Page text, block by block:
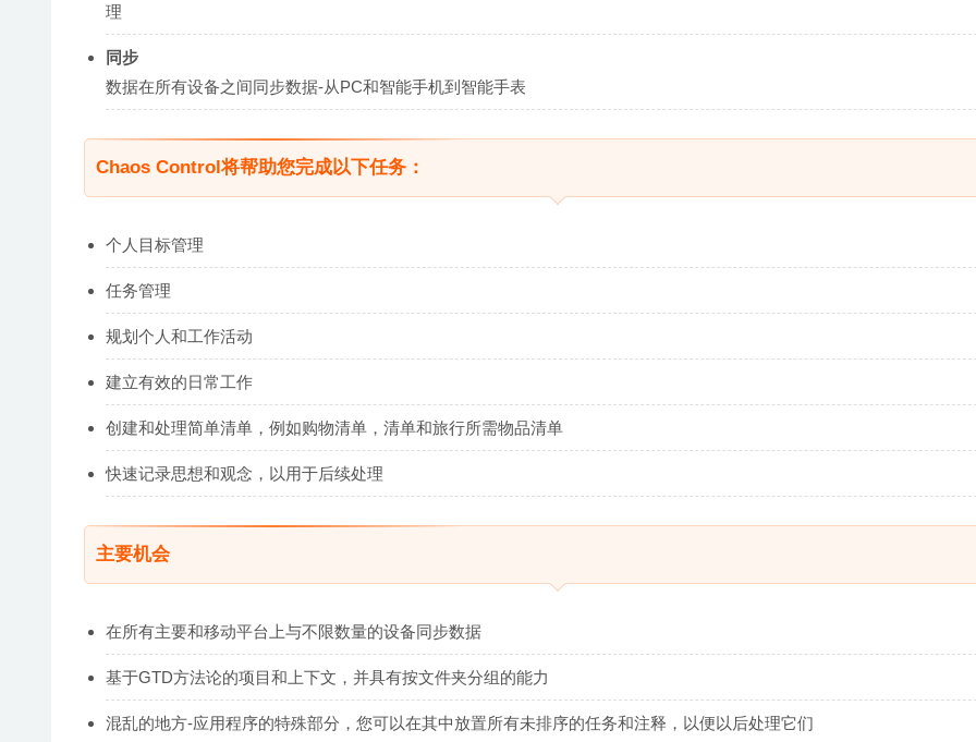
理
同步
数据在所有设备之间同步数据-从PC和智能手机到智能手表
Chaos Control将帮助您完成以下任务：
个人目标管理
任务管理
规划个人和工作活动
建立有效的日常工作
创建和处理简单清单，例如购物清单，清单和旅行所需物品清单
快速记录思想和观念，以用于后续处理
主要机会
在所有主要和移动平台上与不限数量的设备同步数据
基于GTD方法论的项目和上下文，并具有按文件夹分组的能力
混乱的地方-应用程序的特殊部分，您可以在其中放置所有未排序的任务和注释，以便以后处理它们